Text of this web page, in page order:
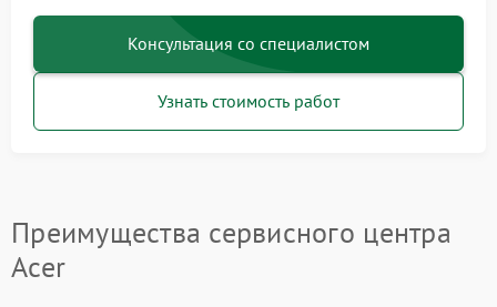
Консультация со специалистом
Узнать стоимость работ
Преимущества сервисного центра
Acer